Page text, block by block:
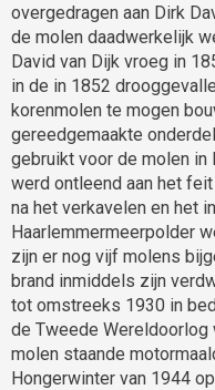
overgedragen aan Dirk
de molen daadwerkelijk
David van Dijk vroeg in
in de in 1852
korenmolen te mogen
gereedgemaakte
gebruikt voor de molen in
werd ontleend aan het
na het verkavelen en het
Haarlemmermeerpolder
zijn er nog vijf molens
brand inmiddels zijn
tot omstreeks 1930 in
de Tweede Wereldoorlog
molen staande
Hongerwinter van 1944